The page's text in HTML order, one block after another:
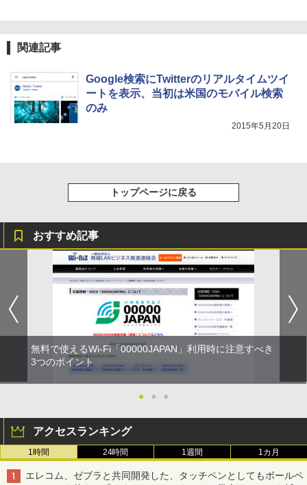
関連記事
Google検索にTwitterのリアルタイムツイ
ートを表示、当初は米国のモバイル検索
のみ
2015年5月20日
トップページに戻る
おすすめ記事
無料で使えるWi-Fi「00000JAPAN」利用時に注意すべき
3つのポイント
● ● ●
アクセスランキング
1時間 24時間 1週間 1カ月
エレコム、ゼブラと共同開発した、タッチペンとしてもボールペ